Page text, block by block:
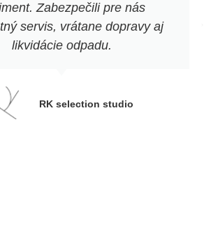
Zabezpečili pre nás
servis, vrátane dopravy aj
likvidácie odpadu.
RK selection studio